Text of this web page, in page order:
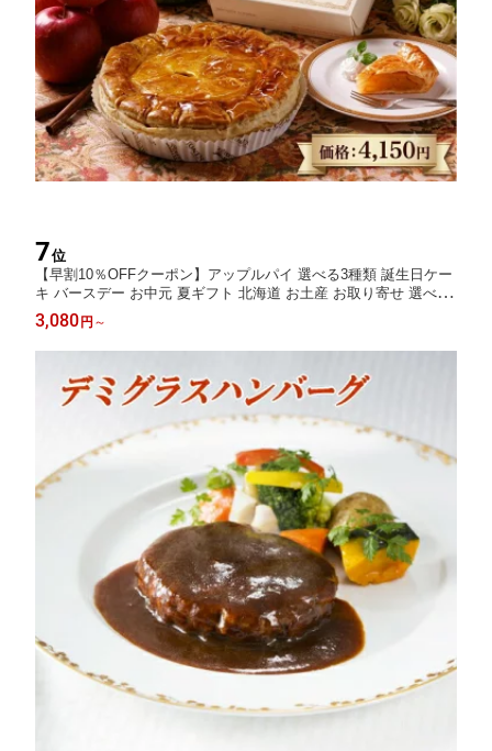
7位
【早割10％OFFクーポン】アップルパイ 選べる3種類 誕生日ケー
キ バースデー お中元 夏ギフト 北海道 お土産 お取り寄せ 選べる
パイ クリームチーズ パンプキン 製造工場直送 御歳暮 100年以上
の歴史 函館 送料込 冷蔵 冷凍 御歳暮 ギフト 洋菓子 パイ 早割 五
島軒 公式
3,080 円 ～